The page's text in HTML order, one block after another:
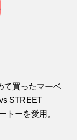
て買ったマーベ
STREET
トーを愛用。